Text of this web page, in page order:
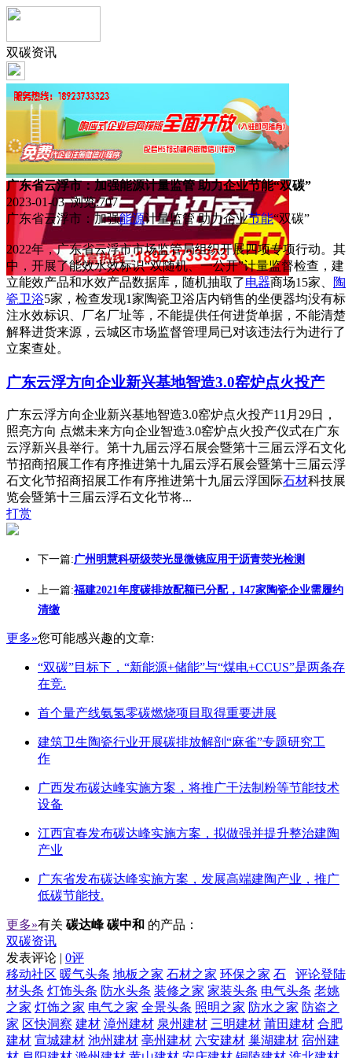
双碳资讯
广东省云浮市：加强能源计量监管 助力企业节能“双碳”
2023-01-03 浏览:707
广东省云浮市：加强能源计量监管 助力企业节能“双碳”
2022年，广东省云浮市市场监管局组织开展四项专项行动。其
中，开展了能效水效标识“双随机、一公开”计量监督检查，建
立能效产品和水效产品数据库，随机抽取了电器商场15家、
陶
瓷卫浴5家，检查发现1家陶瓷卫浴店内销售的坐便器均没有标
注水效标识、厂名厂址等，不能提供任何进货单据，不能清楚
解释进货来源，云城区市场监督管理局已对该违法行为进行了
立案查处。
广东云浮方向企业新兴基地智造3.0窑炉点火投产
广东云浮方向企业新兴基地智造3.0窑炉点火投产11月29日，
照亮方向 点燃未来方向企业智造3.0窑炉点火投产仪式在广东
云浮新兴县举行。第十九届云浮石展会暨第十三届云浮石文化
节招商招展工作有序推进第十九届云浮石展会暨第十三届云浮
石文化节招商招展工作有序推进第十九届云浮国际石材科技展
览会暨第十三届云浮石文化节将...
打赏
下一篇:广州明慧科研级荧光显微镜应用于沥青荧光检测
上一篇:福建2021年度碳排放配额已分配，147家陶瓷企业需履约
清缴
更多»您可能感兴趣的文章:
“双碳”目标下，“新能源+储能”与“煤电+CCUS”是两条存
在竞.
首个量产线氨氢零碳燃烧项目取得重要进展
建筑卫生陶瓷行业开展碳排放解剖“麻雀”专题研究工
作
广西发布碳达峰实施方案，将推广干法制粉等节能技术
设备
江西宜春发布碳达峰实施方案，拟做强并提升整治建陶
产业
广东省发布碳达峰实施方案，发展高端建陶产业，推广
低碳节能技.
更多»有关 碳达峰 碳中和 的产品：
双碳资讯
发表评论 | 0评
评论登陆
移动社区 暖气头条 地板之家 石材之家 环保之家 石
材头条 灯饰头条 防水头条 装修之家 家装头条 电气头条 老姚
之家 灯饰之家 电气之家 全景头条 照明之家 防水之家 防盗之
家 区快洞察 建材 漳州建材 泉州建材 三明建材 莆田建材 合肥
建材 宣城建材 池州建材 亳州建材 六安建材 巢湖建材 宿州建